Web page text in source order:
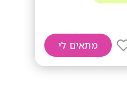
מתאים לי